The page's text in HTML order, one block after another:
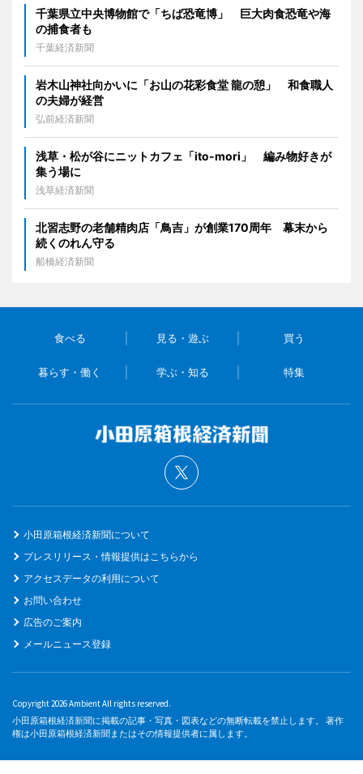
千葉県立中央博物館で「ちば恐竜博」 巨大肉食恐竜や海
の捕食者も
千葉経済新聞
岩木山神社向かいに「お山の花彩食堂 龍の憩」 和食職人
の夫婦が経営
弘前経済新聞
浅草・松が谷にニットカフェ「ito-mori」 編み物好きが
集う場に
浅草経済新聞
北習志野の老舗精肉店「鳥吉」が創業170周年 幕末から
続くのれん守る
船橋経済新聞
食べる 見る・遊ぶ 買う
暮らす・働く 学ぶ・知る 特集
小田原箱根経済新聞について
プレスリリース・情報提供はこちらから
アクセスデータの利用について
お問い合わせ
広告のご案内
メールニュース登録
Copyright 2026 Ambient All rights reserved.
小田原箱根経済新聞に掲載の記事・写真・図表などの無断転載を禁止します。 著作
権は小田原箱根経済新聞またはその情報提供者に属します。